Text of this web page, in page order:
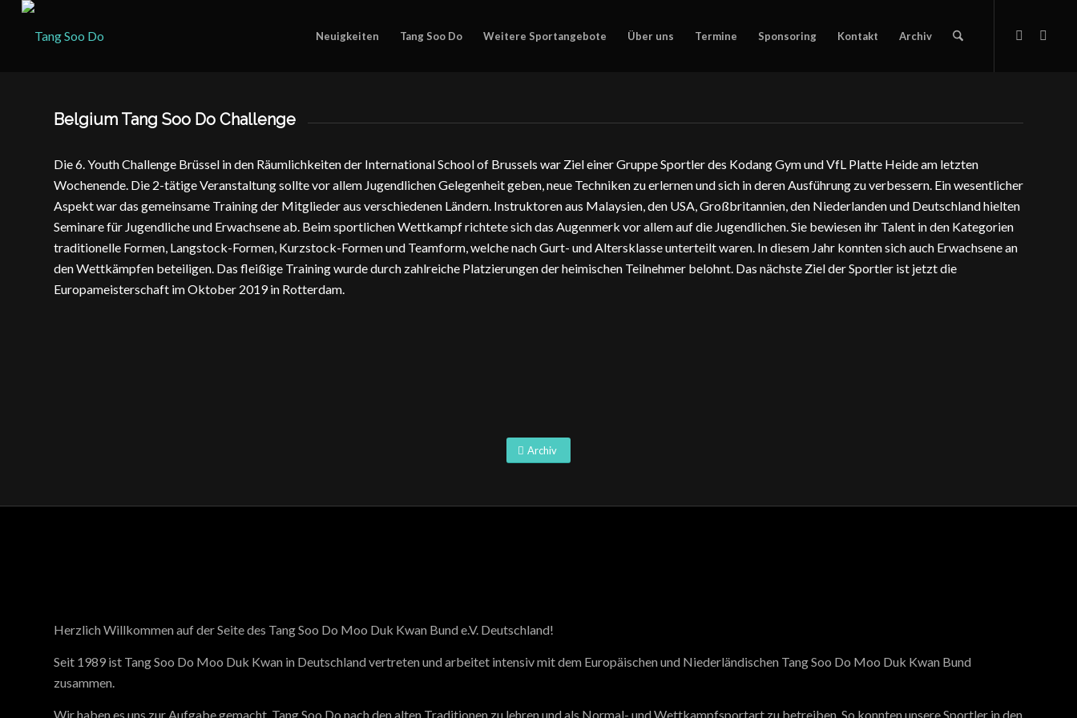
Neuigkeiten Tang Soo Do Weitere Sportangebote Über uns Termine Sponsoring Kontakt Archiv
Belgium Tang Soo Do Challenge
Die 6. Youth Challenge Brüssel in den Räumlichkeiten der International School of Brussels war Ziel einer Gruppe Sportler des Kodang Gym und VfL Platte Heide am letzten
Wochenende. Die 2-tätige Veranstaltung sollte vor allem Jugendlichen Gelegenheit geben, neue Techniken zu erlernen und sich in deren Ausführung zu verbessern. Ein wesentlicher
Aspekt war das gemeinsame Training der Mitglieder aus verschiedenen Ländern. Instruktoren aus Malaysien, den USA, Großbritannien, den Niederlanden und Deutschland hielten
Seminare für Jugendliche und Erwachsene ab. Beim sportlichen Wettkampf richtete sich das Augenmerk vor allem auf die Jugendlichen. Sie bewiesen ihr Talent in den Kategorien
traditionelle Formen, Langstock-Formen, Kurzstock-Formen und Teamform, welche nach Gurt- und Altersklasse unterteilt waren. In diesem Jahr konnten sich auch Erwachsene an
den Wettkämpfen beteiligen. Das fleißige Training wurde durch zahlreiche Platzierungen der heimischen Teilnehmer belohnt. Das nächste Ziel der Sportler ist jetzt die
Europameisterschaft im Oktober 2019 in Rotterdam.
Archiv
Herzlich Willkommen auf der Seite des Tang Soo Do Moo Duk Kwan Bund e.V. Deutschland!
Seit 1989 ist Tang Soo Do Moo Duk Kwan in Deutschland vertreten und arbeitet intensiv mit dem Europäischen und Niederländischen Tang Soo Do Moo Duk Kwan Bund
zusammen.
Wir haben es uns zur Aufgabe gemacht, Tang Soo Do nach den alten Traditionen zu lehren und als Normal- und Wettkampfsportart zu betreiben. So konnten unsere Sportler in den